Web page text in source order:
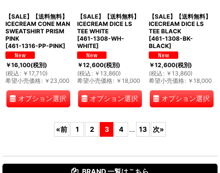
【SALE】【送料無料】
ICECREAM CONE MAN
SWEATSHIRT PRISM
PINK
[461-1316-PP-PINK]
￥16,100(税別)
(税込 : ￥ 17,710)
希望小売価格: ￥ 23,000
オプション選択
【SALE】【送料無料】
ICECREAM DICE LS
TEE WHITE
[461-1308-WH-
WHITE]
￥12,600(税別)
(税込 : ￥ 13,860)
希望小売価格: ￥ 18,000
オプション選択
【SALE】【送料無料】
ICECREAM DICE LS
TEE BLACK
[461-1308-BK-
BLACK]
￥12,600(税別)
(税込 : ￥ 13,860)
希望小売価格: ￥ 18,000
オプション選択
«前 1 2 3 4 ... 13 次»
BRAND 一覧はこちら